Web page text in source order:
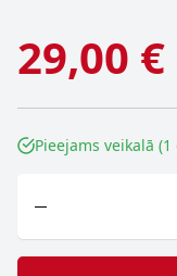
29,00 €
Pieejams veikalā (1